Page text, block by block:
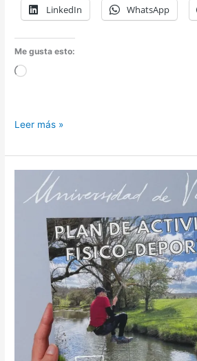
LinkedIn WhatsApp
Me gusta esto:
Cargando...
TROFEO
SORIA
Leer más »